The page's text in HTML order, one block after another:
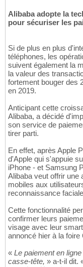
Alibaba adopte la
pour sécuriser les
Si de plus en plus
téléphones, les
suivent également la
la valeur des
fortement bouger des
en 2019.
Anticipant cette
Alibaba, a décidé
son service de
tirer parti.
En effet, après Apple
d'Apple qui s'appuie
iPhone - et Samsung
Alibaba veut offrir une
mobiles aux
reconnaissance
Cette fonctionnalité
confirmer leurs
visage avec leur
annoncé hier à la foire
« Le paiement en
casse-tête, » a-t-il dit.